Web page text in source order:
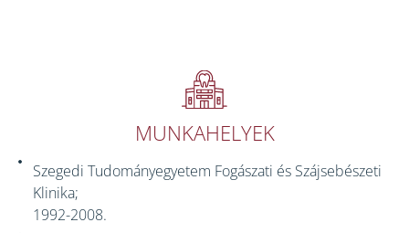
MUNKAHELYEK
Szegedi Tudományegyetem Fogászati és Szájsebészeti
Klinika;
1992-2008.